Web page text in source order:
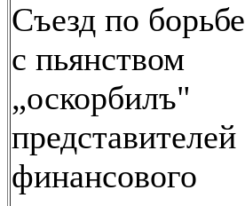
Съезд по борьбе
с пьянством
„оскорбилъ"
представителей
финансового